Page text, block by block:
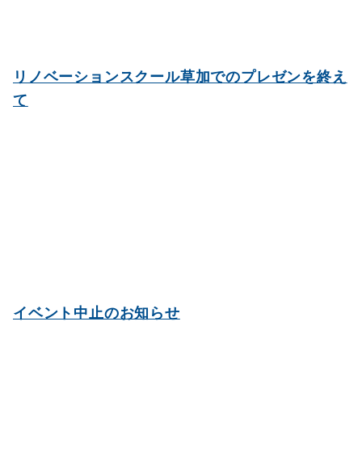
リノベーションスクール草加でのプレゼンを終え
て
イベント中止のお知らせ